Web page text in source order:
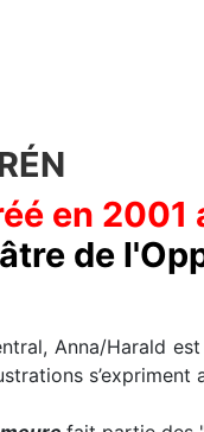
en 2001
de
Anna/Harald
s’expriment